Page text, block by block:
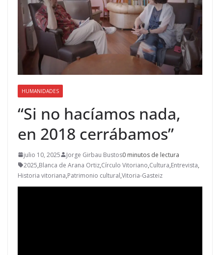
HUMANIDADES
“Si no hacíamos nada,
en 2018 cerrábamos”
julio 10, 2025 Jorge Girbau Bustos0 minutos de lectura
2025,Blanca de Arana Ortiz,Círculo Vitoriano,Cultura,Entrevista,
Historia vitoriana,Patrimonio cultural,Vitoria-Gasteiz